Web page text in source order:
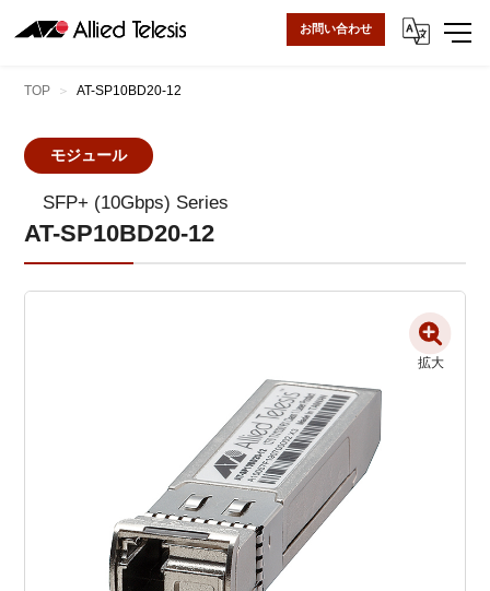
お問い合わせ
TOP AT-SP10BD20-12
SFP+ (10Gbps) Series
AT-SP10BD20-12
モジュール
拡大